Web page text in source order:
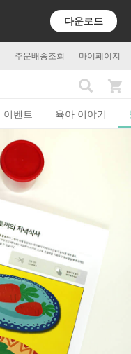
다운로드
주문배송조회 마이페이지
이벤트 육아 이야기